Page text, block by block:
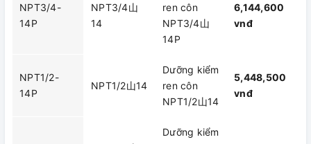
NPT3/4-
14P
NPT3/4山
14
ren côn
NPT3/4山
14P
6,144,600
vnđ
NPT1/2-
14P
NPT1/2山14
Dưỡng kiểm
ren côn
NPT1/2山14
5,448,500
vnđ
Dưỡng kiểm